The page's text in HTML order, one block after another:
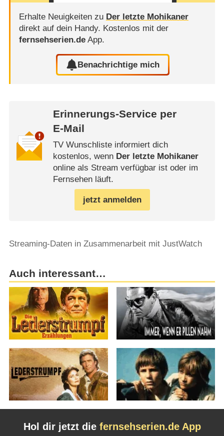
Erhalte Neuigkeiten zu Der letzte Mohikaner
direkt auf dein Handy. Kostenlos mit der
fernsehserien.deApp.
Benachrichtige mich
Erinnerungs-Service per
E-Mail
TV Wunschliste informiert dich
kostenlos, wenn Der letzte Mohikaner
online als Stream verfügbar ist oder im
Fernsehen läuft.
jetzt anmelden
Streaming-Daten in Zusammenarbeit mit JustWatch
Auch interessant…
Hol dir jetzt die fernsehserien.de App